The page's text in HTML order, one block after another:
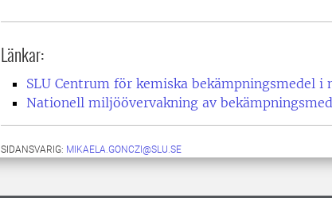
Länkar:
SLU Centrum för kemiska bekämpningsmedel i
Nationell miljöövervakning av
SIDANSVARIG: MIKAELA.GONCZI@SLU.SE